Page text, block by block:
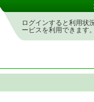
ログインすると利用状
ービスを利用できます。